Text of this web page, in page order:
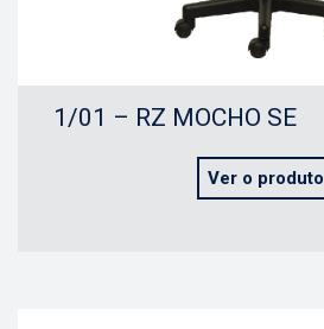
1/01 – RZ MOCHO SE
Ver o produto